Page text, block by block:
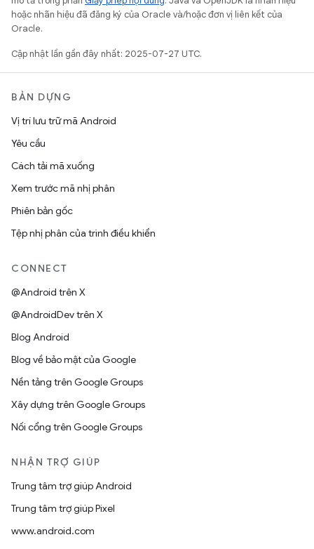
hoặc nhãn hiệu đã đăng ký của Oracle và/hoặc đơn vị liên kết của
Oracle.
Cập nhật lần gần đây nhất: 2025-07-27 UTC.
BẢN DỰNG
Vị trí lưu trữ mã Android
Yêu cầu
Cách tải mã xuống
Xem trước mã nhị phân
Phiên bản gốc
Tệp nhị phân của trình điều khiển
CONNECT
@Android trên X
@AndroidDev trên X
Blog Android
Blog về bảo mật của Google
Nền tảng trên Google Groups
Xây dựng trên Google Groups
Nối cổng trên Google Groups
NHẬN TRỢ GIÚP
Trung tâm trợ giúp Android
Trung tâm trợ giúp Pixel
www.android.com